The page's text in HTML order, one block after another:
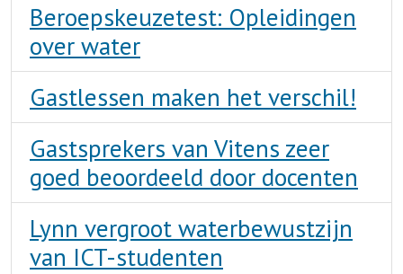
Beroepskeuzetest: Opleidingen
over water
Gastlessen maken het verschil!
Gastsprekers van Vitens zeer
goed beoordeeld door docenten
Lynn vergroot waterbewustzijn
van ICT-studenten